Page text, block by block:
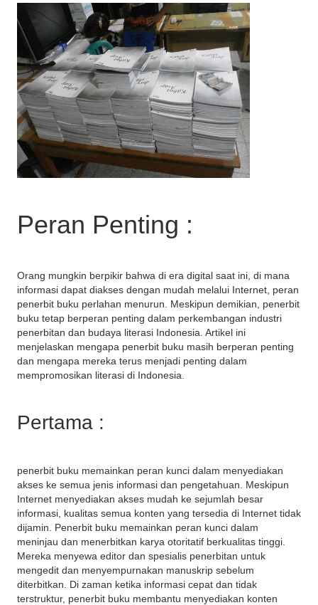
Peran Penting :
Orang mungkin berpikir bahwa di era digital saat ini, di mana
informasi dapat diakses dengan mudah melalui Internet, peran
penerbit buku perlahan menurun. Meskipun demikian, penerbit
buku tetap berperan penting dalam perkembangan industri
penerbitan dan budaya literasi Indonesia. Artikel ini
menjelaskan mengapa penerbit buku masih berperan penting
dan mengapa mereka terus menjadi penting dalam
mempromosikan literasi di Indonesia.
Pertama :
penerbit buku memainkan peran kunci dalam menyediakan
akses ke semua jenis informasi dan pengetahuan. Meskipun
Internet menyediakan akses mudah ke sejumlah besar
informasi, kualitas semua konten yang tersedia di Internet tidak
dijamin. Penerbit buku memainkan peran kunci dalam
meninjau dan menerbitkan karya otoritatif berkualitas tinggi.
Mereka menyewa editor dan spesialis penerbitan untuk
mengedit dan menyempurnakan manuskrip sebelum
diterbitkan. Di zaman ketika informasi cepat dan tidak
terstruktur, penerbit buku membantu menyediakan konten